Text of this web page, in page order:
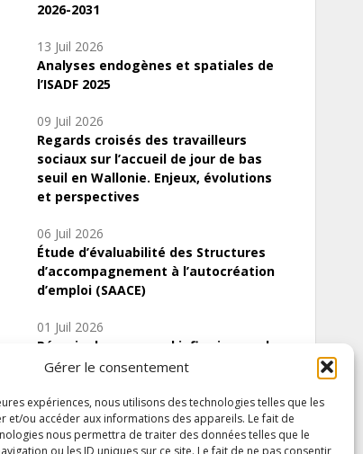
Gérer le consentement
expériences, nous utilisons des technologies telles que les
et/ou accéder aux informations des appareils. Le fait de
nous permettra de traiter des données telles que le
ou les ID uniques sur ce site. Le fait de ne pas consentir
2026-2031
13 Juil 2026
Analyses endogènes et spatiales de
l’ISADF 2025
09 Juil 2026
Regards croisés des travailleurs
sociaux sur l’accueil de jour de bas
seuil en Wallonie. Enjeux, évolutions
et perspectives
06 Juil 2026
Étude d’évaluabilité des Structures
d’accompagnement à l’autocréation
d’emploi (SAACE)
01 Juil 2026
Pénurie du personnel infirmier :quels
indicateurs d’offre de soins pour